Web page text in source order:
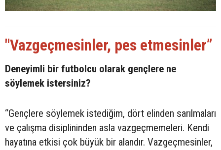
"Vazgeçmesinler, pes etmesinler”
Deneyimli bir futbolcu olarak gençlere ne
söylemek istersiniz?
“Gençlere söylemek istediğim, dört elinden sarılmaları
ve çalışma disiplininden asla vazgeçmemeleri. Kendi
hayatına etkisi çok büyük bir alandır. Vazgeçmesinler,